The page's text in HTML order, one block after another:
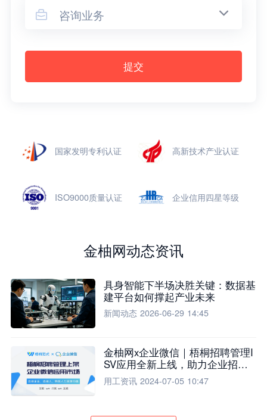
 咨询业务
提交
国家发明专利认证 高新技术产业认证
ISO9000质量认证 企业信用四星等级
金柚网动态资讯
具身智能下半场决胜关键：数据基
建平台如何撑起产业未来
新闻动态 2026-06-29 14:45
金柚网x企业微信｜梧桐招聘管理I
SV应用全新上线，助力企业招聘
流程全面升级
用工资讯 2024-07-05 10:47